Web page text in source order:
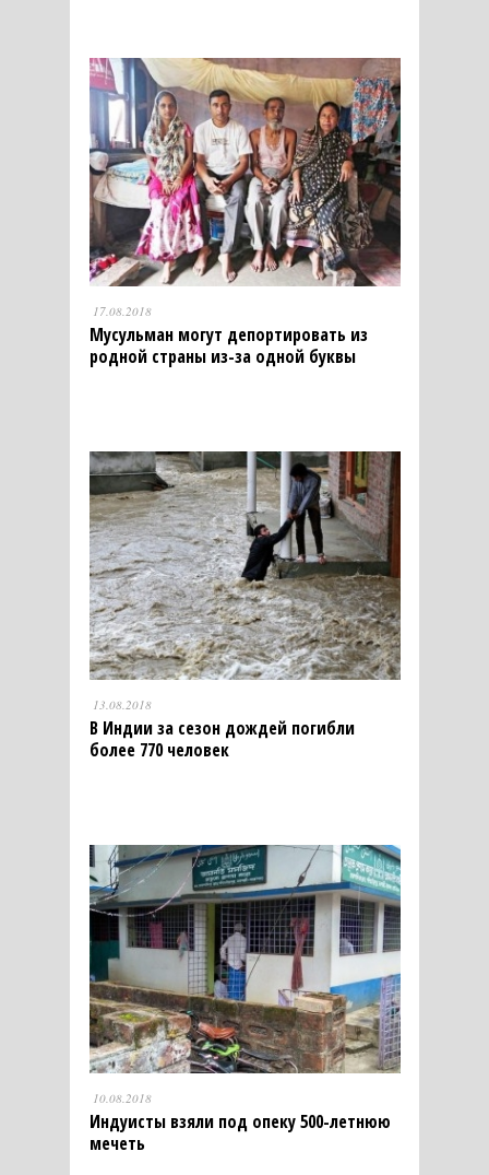
17.08.2018
Мусульман могут депортировать из
родной страны из-за одной буквы
13.08.2018
В Индии за сезон дождей погибли
более 770 человек
10.08.2018
Индуисты взяли под опеку 500-летнюю
мечеть